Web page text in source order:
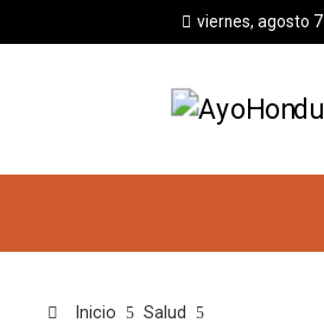
viernes, agosto 7
Inicio
Salud